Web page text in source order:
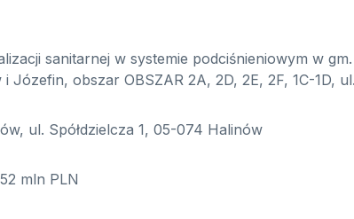
sanitarnej w systemie podciśnieniowym w
Józefin, obszar OBSZAR 2A, 2D, 2E, 2F, 1C-1D,
ul. Spółdzielcza 1, 05-074 Halinów
mln PLN